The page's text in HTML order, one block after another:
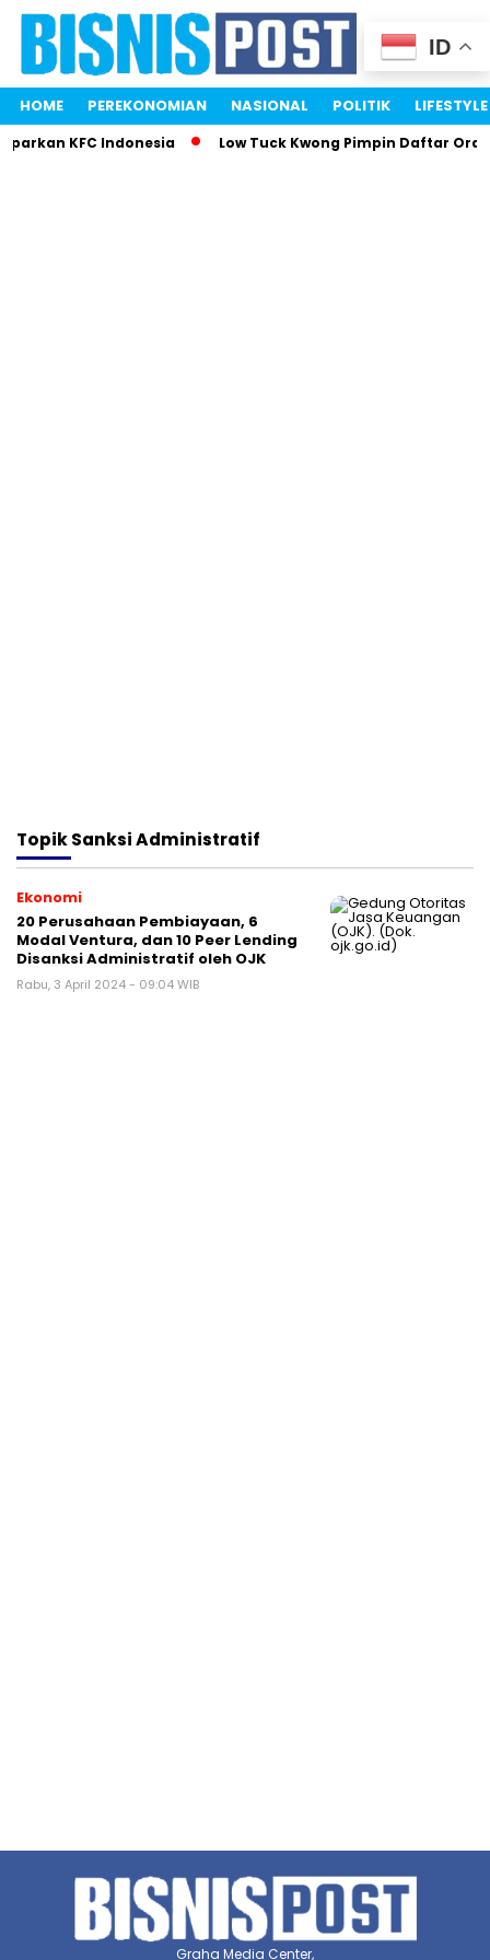
HOME PEREKONOMIAN NASIONAL POLITIK LIFESTYLE
KFC Indonesia Low Tuck Kwong Pimpin Daftar
TopikSanksi Administratif
Ekonomi
20 Perusahaan Pembiayaan, 6
Modal Ventura, dan 10 Peer Lending
Disanksi Administratif oleh OJK
Rabu, 3 April 2024 - 09:04 WIB
ID
Graha Media Center,